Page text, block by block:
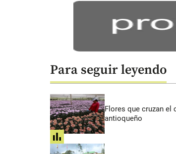
Para seguir leyendo
Flores que cruzan el
antioqueño
share